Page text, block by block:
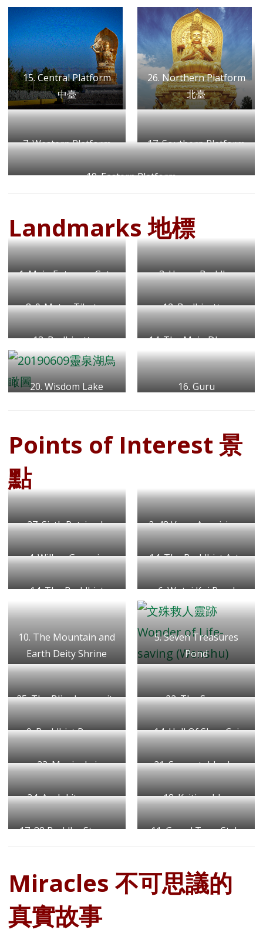
15. Central Platform
中臺
26. Northern Platform
北臺
7. Western Platform
西臺
17. Southern Platform
南臺
19. Eastern Platform
Landmarks 地標
1. Main Entrance Gate
園區入口大門
3. Happy Buddha
彌勒菩薩
8. 9-Meter Tibetan
Prayer Flags
九米藏傳經幡
12. Bodhisattva
Avalokiteshvara Hall
觀音寶殿
13. Bodhisattva
Ksitigarbha Hall
地藏寶殿
14. The Main Dharma
Hall
大雄寶殿
20. Wisdom Lake
16. Guru
Points of Interest 景
點
27. Sixth Patriarch
六祖惠能大師聖像
2. 48 Vows Auspicious
Stupas
四十八願吉祥佛塔
4. Willow Guanyin
楊柳觀音
14. The Buddhist Arts
Gallery
佛教藝術館
14. The Buddhist
College of Canada
6. Wutai Koi Pond
五台錦鯉池
10. The Mountain and
Earth Deity Shrine
山神土地廟
5. Seven Treasures
Pond
七寶琉璃池
25. The Bliss Longevity
Twin Pagodas
福壽雙塔
22. The Seven
Treasures Wish-
Fulfilling Pagodas
七寶如意塔
9. Buddhist Prayer
Wheel
佛教轉經輪
14. Hall Of Shan Cai
善財寶殿
23. Manjushri
Bodhisattva Square
文殊菩薩廣場
21. Samantabhadra
Bodhisattva Square
普賢菩薩廣場
24. Avalokitesvara
Bodhisattva Square
觀音菩薩廣場
18. Ksitigarbha
Bodhisattva Square
地藏菩薩廣場
17. 88 Buddha Stupas
11. Grand Tang Style
Miracles 不可思議的
真實故事